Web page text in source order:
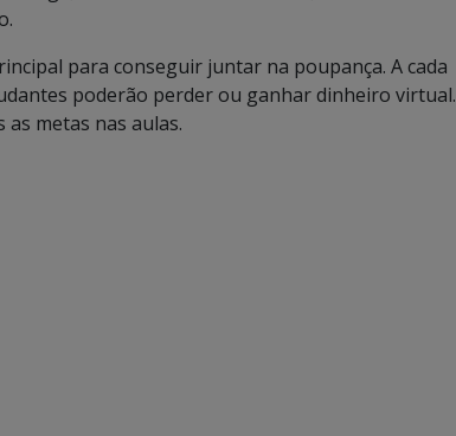
para conseguir juntar na poupança. A cada
poderão perder ou ganhar dinheiro virtual.
metas nas aulas.